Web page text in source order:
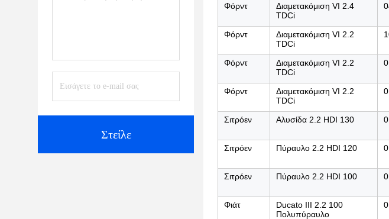
Στείλε
Φόρντ
Διαμετακόμιση VI 2.4
TDCi
Φόρντ
Διαμετακόμιση VI 2.2
TDCi
Φόρντ
Διαμετακόμιση VI 2.2
TDCi
Φόρντ
Διαμετακόμιση VI 2.2
TDCi
Σιτρόεν Αλυσίδα 2.2 HDI 130
Σιτρόεν Πύραυλο 2.2 HDI 120
Σιτρόεν Πύραυλο 2.2 HDI 100
Φιάτ
Ducato III 2.2 100
Πολυπύραυλο